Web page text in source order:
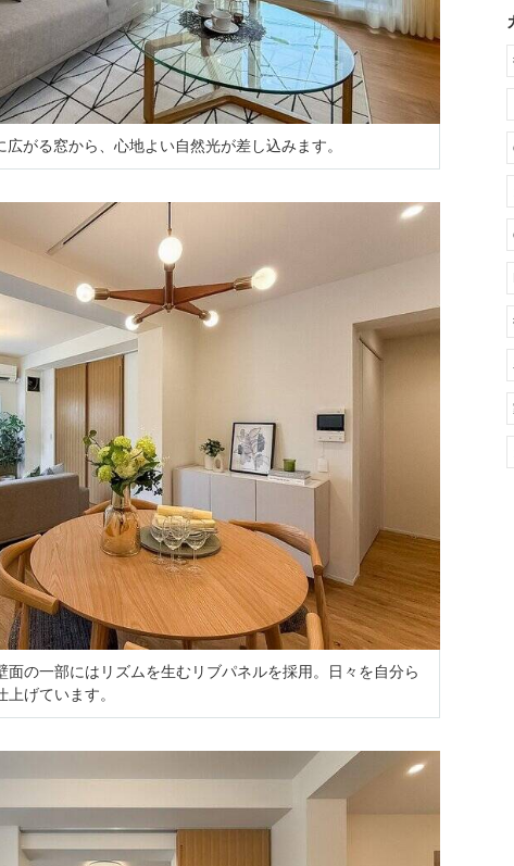
がる窓から、心地よい自然光が差し込みます。
面の一部にはリズムを生むリブパネルを採用。日々を自分ら
げています。